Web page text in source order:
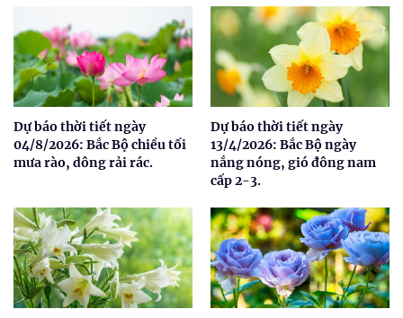
Dự báo thời tiết ngày
04/8/2026: Bắc Bộ chiều tối
mưa rào, dông rải rác.
Dự báo thời tiết ngày
13/4/2026: Bắc Bộ ngày
nắng nóng, gió đông nam
cấp 2-3.